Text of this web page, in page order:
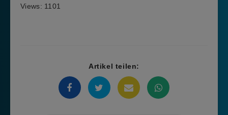
Views: 1101
Artikel teilen: